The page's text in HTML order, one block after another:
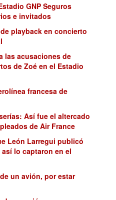
GNP Seguros
e invitados
playback en concierto
las acusaciones de
de Zoé en el Estadio
francesa de
Así fue el altercado
de Air France
León Larregui publicó
lo captaron en el
un avión, por estar